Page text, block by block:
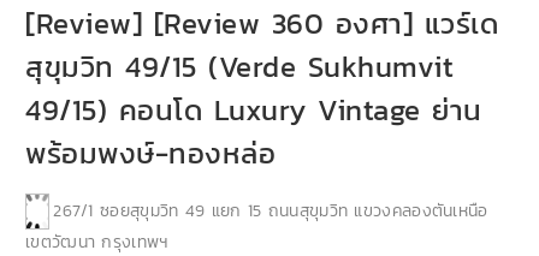
[Review] [Review 360 องศา] แวร์เด
สุขุมวิท 49/15 (Verde Sukhumvit
49/15) คอนโด Luxury Vintage ย่าน
พร้อมพงษ์-ทองหล่อ
267/1 ซอยสุขุมวิท 49 แยก 15 ถนนสุขุมวิท แขวงคลองตันเหนือ
เขตวัฒนา กรุงเทพฯ